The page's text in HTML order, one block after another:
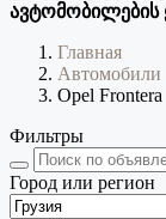
ავტომობილების
Главная
Автомобили
Opel Frontera
Фильтры
Город или регион